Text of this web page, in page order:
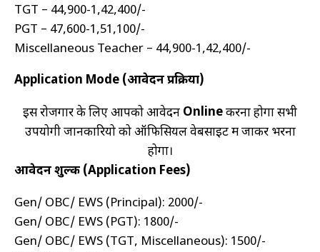
TGT – ₹44,900-₹1,42,400/-
PGT – ₹47,600-₹1,51,100/-
Miscellaneous Teacher – ₹44,900-₹1,42,400/-
Application Mode (आवेदन प्रक्रिया)
इस रोजगार के लिए आपको आवेदन Onlineकरना होगा सभी
उपयोगी जानकारियो को ऑफिसियल वेबसाइट में जाकर भरना
होगा।
आवेदन शुल्क (Application Fees)
Gen/ OBC/ EWS (Principal): ₹2000/-
Gen/ OBC/ EWS (PGT): ₹1800/-
Gen/ OBC/ EWS (TGT, Miscellaneous): ₹1500/-